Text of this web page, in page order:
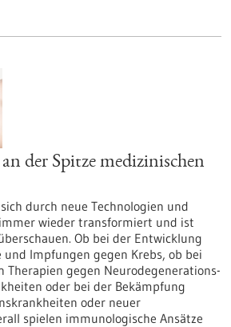
der Spitze medizinischen
durch neue Technologien und
wieder transformiert und ist
Ob bei der Entwicklung
Impfungen gegen Krebs, ob bei
Therapien gegen Neurodegenerations-
oder bei der Bekämpfung
oder neuer
spielen immunologische Ansätze